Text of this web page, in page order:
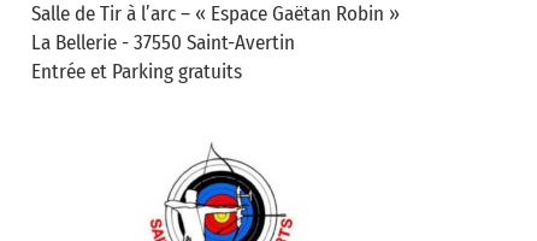
Salle de Tir à l’arc – « Espace Gaëtan Robin »
La Bellerie - 37550 Saint-Avertin
Entrée et Parking gratuits